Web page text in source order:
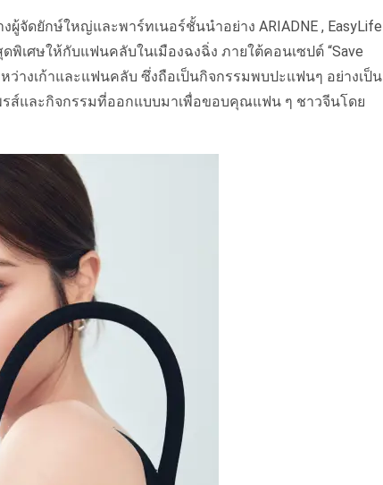
ผู้จัดยักษ์ใหญ่และพาร์ทเนอร์ชั้นนำอย่าง ARIADNE , EasyLife
พิเศษให้กับแฟนคลับในเมืองฉงฉิ่ง ภายใต้คอนเซปต์ “Save
ว่างเก้าและแฟนคลับ ซึ่งถือเป็นกิจกรรมพบปะแฟนๆ อย่างเป็น
รส์และกิจกรรมที่ออกแบบมาเพื่อขอบคุณแฟน ๆ ชาวจีนโดย